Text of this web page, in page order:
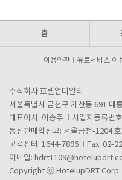
홈
이용약관 유료서비스 이
주식회사 호텔업디알티
서울특별시 금천구 가산동 691 대
대표이사: 이송주
사업자등록번
통신판매업신고: 서울금천-1204 호
고객센터: 1644-7896
Fax: 02-
이메일:
Copyright ⓒ HotelupDRT Corp.